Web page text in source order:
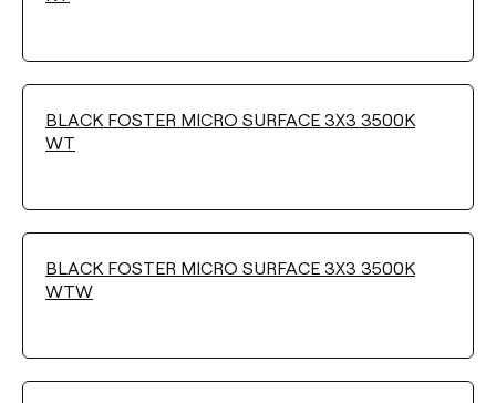
BLACK FOSTER MICRO SURFACE 3X3 3500K
WT
BLACK FOSTER MICRO SURFACE 3X3 3500K
WTW